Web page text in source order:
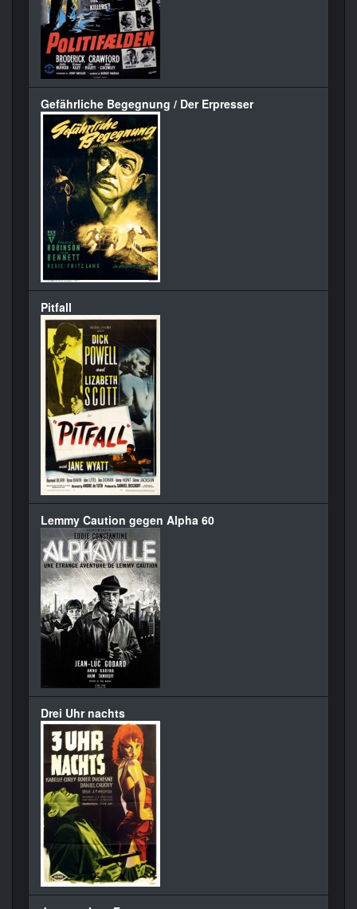
Gefährliche Begegnung / Der Erpresser
Pitfall
Lemmy Caution gegen Alpha 60
Drei Uhr nachts